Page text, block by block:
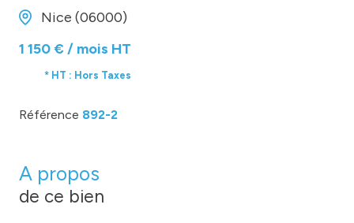
Nice (06000)
1 150 € / mois HT
* HT : Hors Taxes
Référence 892-2
A propos
de ce bien